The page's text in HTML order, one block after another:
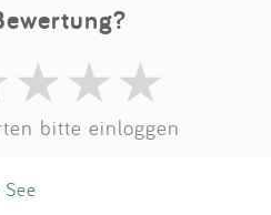
bitte einloggen